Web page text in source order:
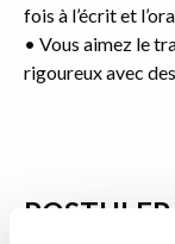
fois à l’écrit et
• Vous aimez le
rigoureux avec